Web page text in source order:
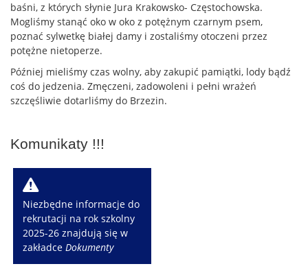
baśni, z których słynie Jura Krakowsko- Częstochowska.
Mogliśmy stanąć oko w oko z potężnym czarnym psem,
poznać sylwetkę białej damy i zostaliśmy otoczeni przez
potężne nietoperze.
Później mieliśmy czas wolny, aby zakupić pamiątki, lody bądź
coś do jedzenia. Zmęczeni, zadowoleni i pełni wrażeń
szczęśliwie dotarliśmy do Brzezin.
Komunikaty !!!
W
Niezbędne informacje do
rekrutacji na rok szkolny
2025-26 znajdują się w
zakładceDokumenty